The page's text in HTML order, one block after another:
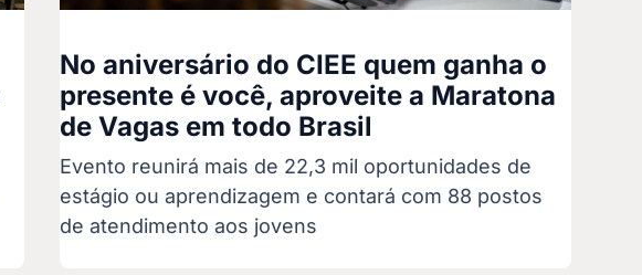
No aniversário do CIEE quem ganha o
presente é você, aproveite a Maratona
de Vagas em todo Brasil
Evento reunirá mais de 22,3 mil oportunidades de
estágio ou aprendizagem e contará com 88 postos
de atendimento aos jovens